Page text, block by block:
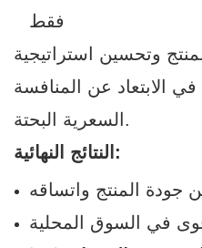
فقط
وتحسين استراتيجية
في الابتعاد عن المنافسة
السعرية البحتة.
النتائج النهائية:
جودة المنتج واتساقه
في السوق المحلية